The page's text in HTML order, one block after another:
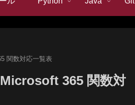
関数対応一覧表
365 関数対